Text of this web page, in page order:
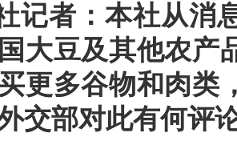
记者：本社从消
大豆及其他农产
更多谷物和肉类
交部对此有何评